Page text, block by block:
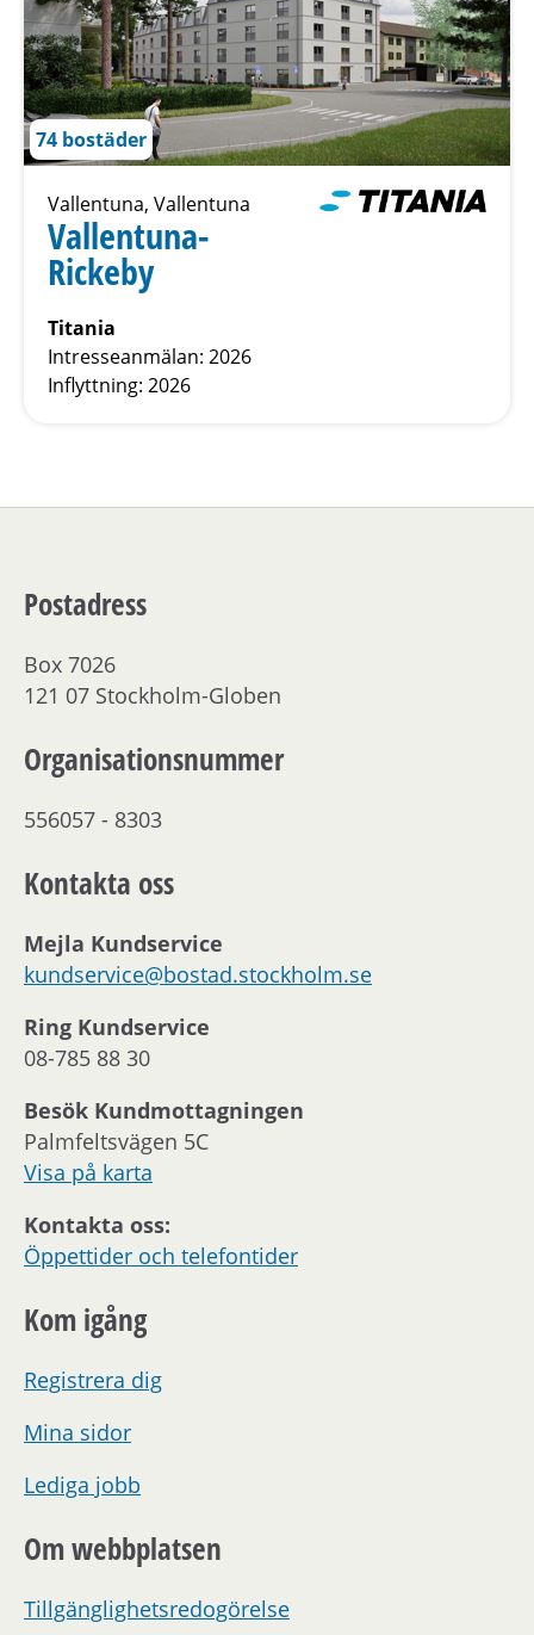
74 bostäder
Vallentuna, Vallentuna
Vallentuna-
Rickeby
Titania
Intresseanmälan: 2026
Inflyttning: 2026
Postadress
Box 7026
121 07 Stockholm-Globen
Organisationsnummer
556057 - 8303
Kontakta oss
Mejla Kundservice
kundservice@bostad.stockholm.se
Ring Kundservice
08-785 88 30
Besök Kundmottagningen
Palmfeltsvägen 5C
Visa på karta
Kontakta oss:
Öppettider och telefontider
Kom igång
Registrera dig
Mina sidor
Lediga jobb
Om webbplatsen
Tillgänglighetsredogörelse